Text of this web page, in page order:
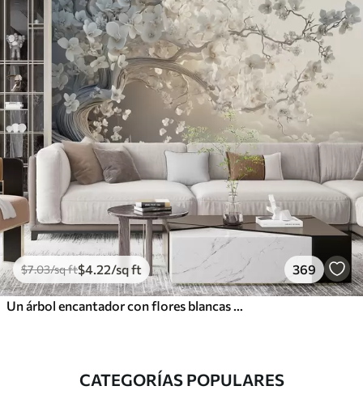
$7.03/sq ft$4 .22/sq ft 369
CATEGORÍAS POPULARES